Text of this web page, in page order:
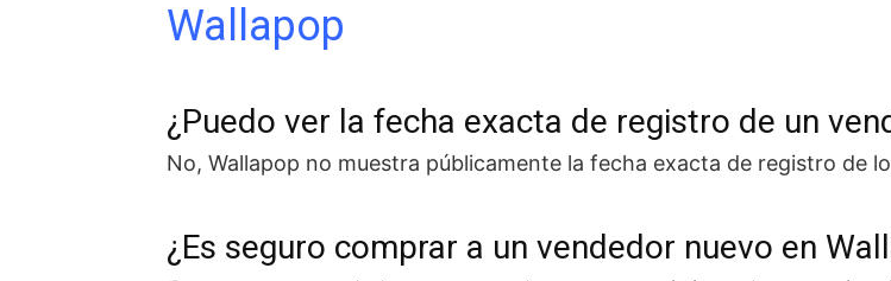
Wallapop
¿Puedo ver la fecha exacta de registro de un
No, Wallapop no muestra públicamente la fecha exacta de registro de
¿Es seguro comprar a un vendedor nuevo en